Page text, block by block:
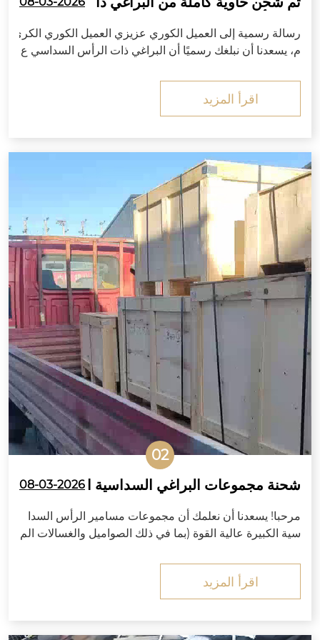
كوريا من Zitai Fastener
رسالة رسمية إلى العميل الكوري عزيزي العميل الكوري الكري
م، يسعدنا أن نبلغك رسميًا أن البراغي ذات الرأس السداسي ع
الات الزنبركية التي طلبتها شركتك قد اكتملت الإنتاج،...
اقرأ المزيد
02
شحنة مجموعات البراغي السداسية ا
تغادر الصين إلى أستراليا
08-03-2026
مرحبا! يسعدنا أن نعلمك أن مجموعات مسامير الرأس السدا
سية الكبيرة عالية القوة (بما في ذلك الصواميل والغسالات الم
ئتها للتصدير بما يتوافق بدقة مع...
اقرأ المزيد